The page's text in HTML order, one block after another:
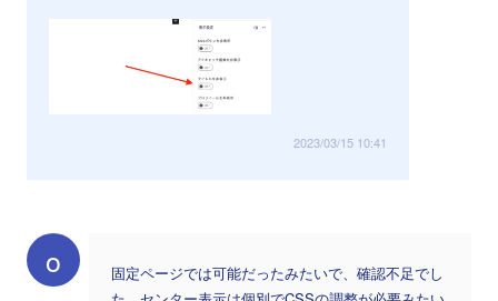
2023/03/15 10:41
o
固定ページでは可能だったみたいで、確認不足でし